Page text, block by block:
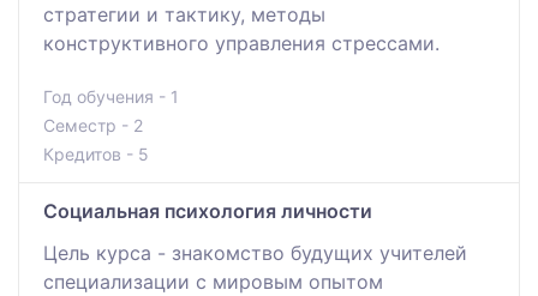
стратегии и тактику, методы
конструктивного управления стрессами.
Год обучения - 1
Семестр - 2
Кредитов - 5
Социальная психология личности
Цель курса - знакомство будущих учителей
специализации с мировым опытом